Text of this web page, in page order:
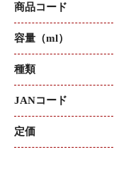
商品コード
容量（ml）
種類
JANコード
定価